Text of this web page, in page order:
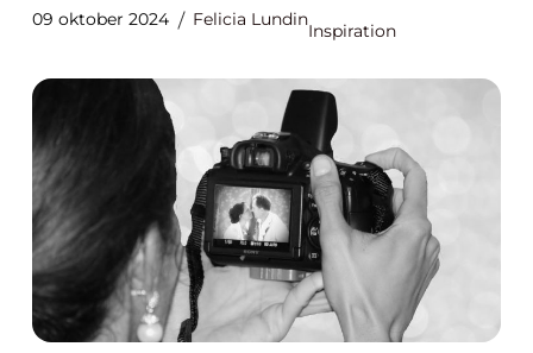
09 oktober 2024 Felicia Lundin
Inspiration